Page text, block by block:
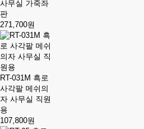
사무실 가죽좌
판
271,700원
RT-031M 흑로
사각팔 메쉬의
자 사무실 직원
용
107,800원